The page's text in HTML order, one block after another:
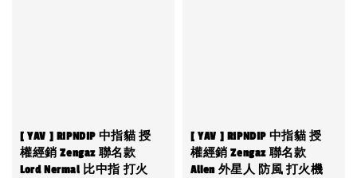
[ YAV ] RIPNDIP 中指貓 授
權經銷 Zengaz 聯名款
Lord Nermal 比中指 打火
[ YAV ] RIPNDIP 中指貓 授
權經銷 Zengaz 聯名款
Alien 外星人 防風 打火機